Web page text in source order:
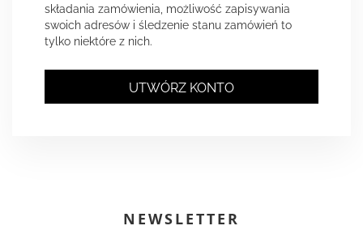
składania zamówienia, możliwość zapisywania
swoich adresów i śledzenie stanu zamówień to
tylko niektóre z nich.
UTWÓRZ KONTO
NEWSLETTER